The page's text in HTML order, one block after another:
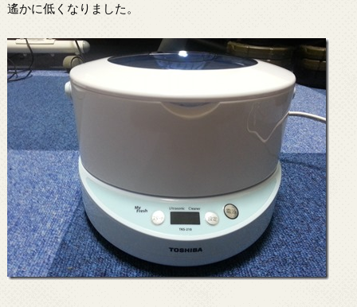
遙かに低くなりました。